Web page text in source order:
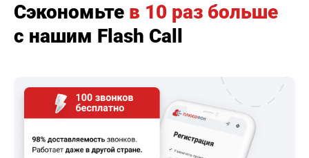
Сэкономьте в 10 раз больше
с нашим Flash Call